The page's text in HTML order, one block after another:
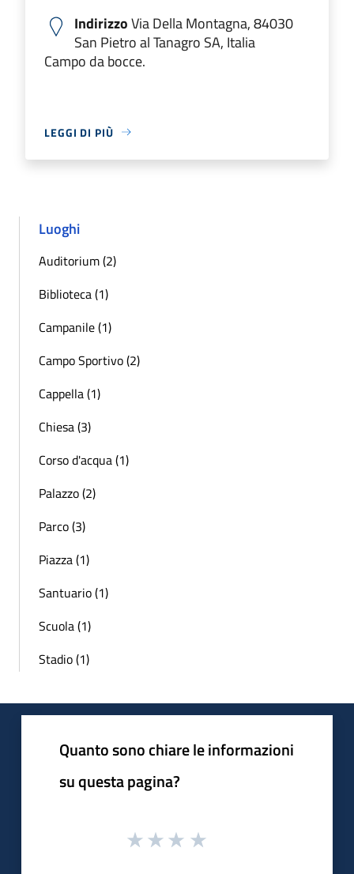
IndirizzoVia Della Montagna, 84030
San Pietro al Tanagro SA, Italia
Campo da bocce.
LEGGI DI PIÙ
Luoghi
Auditorium (2)
Biblioteca (1)
Campanile (1)
Campo Sportivo (2)
Cappella (1)
Chiesa (3)
Corso d'acqua (1)
Palazzo (2)
Parco (3)
Piazza (1)
Santuario (1)
Scuola (1)
Stadio (1)
Quanto sono chiare le informazioni
su questa pagina?